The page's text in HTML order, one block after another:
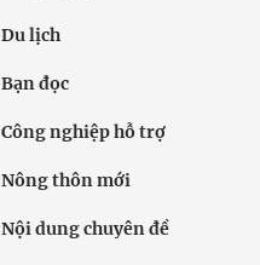
Du lịch
Bạn đọc
Công nghiệp hỗ trợ
Nông thôn mới
Nội dung chuyên đề